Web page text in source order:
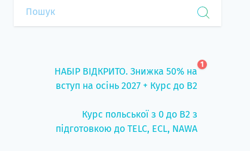
НАБІР ВІДКРИТО. Знижка 50% на
вступ на осінь 2027 + Курс до B2
1
Курс польської з 0 до B2 з
підготовкою до TELC, ECL, NAWA